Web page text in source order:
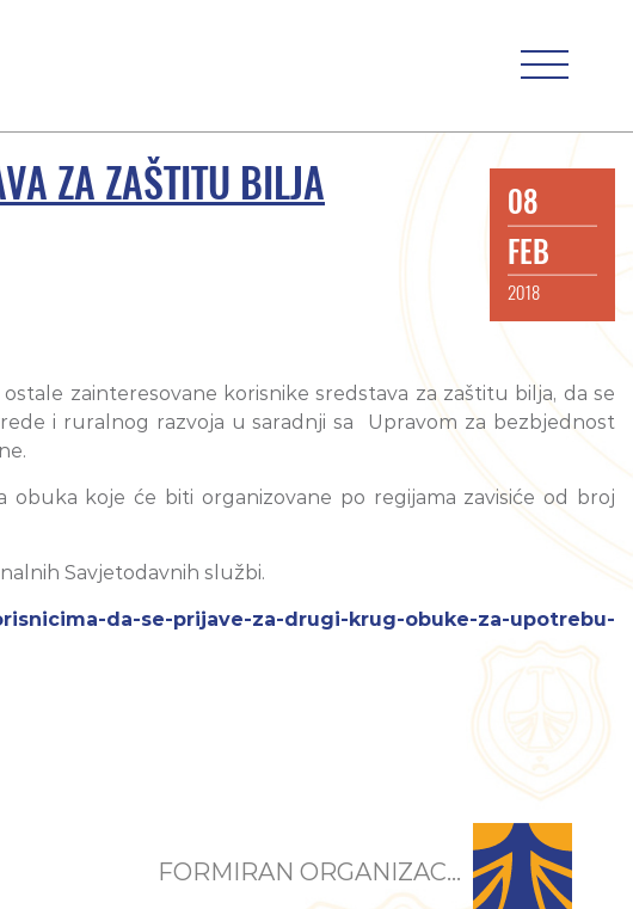
ZA ZAŠTITU BILJA
08
FEB
2018
zainteresovane korisnike sredstava za zaštitu bilja, da se
i ruralnog razvoja u saradnji sa Upravom za bezbjednost
koje će biti organizovane po regijama zavisiće od broj
Savjetodavnih službi.
da-se-prijave-za-drugi-krug-obuke-za-upotrebu-
FORMIRAN ORGANIZAC...